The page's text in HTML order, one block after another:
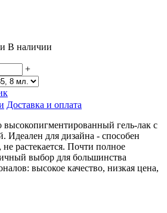
В наличии
+
Доставка и оплата
высокопигментированный гель-лак с
Идеален для дизайна - способен
растекается. Почти полное
выбор для большинства
высокое качество, низкая цена,